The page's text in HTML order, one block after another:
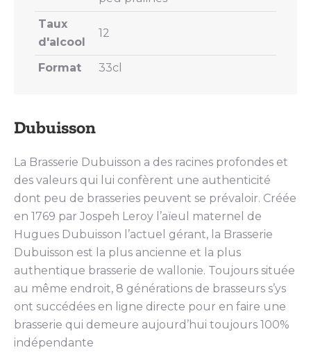
Dubuisson
La Brasserie Dubuisson a des racines profondes et
des valeurs qui lui confèrent une authenticité
dont peu de brasseries peuvent se prévaloir. Créée
en 1769 par Jospeh Leroy l’aïeul maternel de
Hugues Dubuisson l’actuel gérant, la Brasserie
Dubuisson est la plus ancienne et la plus
authentique brasserie de wallonie. Toujours située
au même endroit, 8 générations de brasseurs s’ys
ont succédées en ligne directe pour en faire une
brasserie qui demeure aujourd’hui toujours 100%
indépendante
Taux
d'alcool
12
Format 33cl